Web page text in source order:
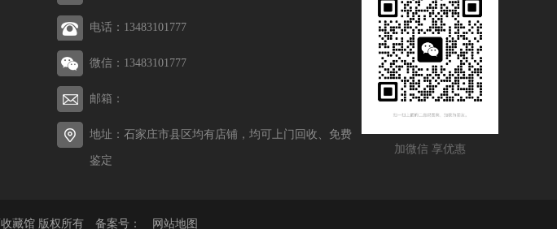
加微信 享优惠
电话：13483101777
微信：13483101777
邮箱：
地址：石家庄市县区均有店铺，均可上门回收、免费
鉴定
收藏馆 版权所有 备案号： 网站地图